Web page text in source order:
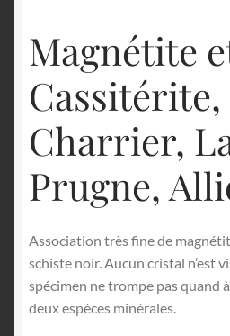
Magnétite
Charrier,
Prugne,
Association très fine de
schiste noir. Aucun cristal n’est
spécimen ne trompe pas quand
deux espèces minérales.